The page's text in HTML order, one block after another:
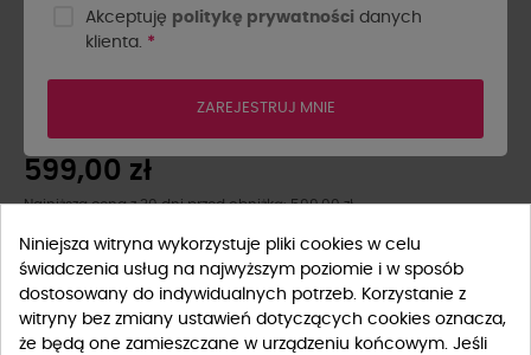
MILLA ŚMIETANKOWY
599,00 zł
Najniższa cena z 30 dni przed obniżką: 599,00 zł
Zyskaj 599 punktów z 5th Club.
Rozmiar
Akceptuję politykę prywatności danych
klienta. *
ZAREJESTRUJ MNIE
Niniejsza witryna wykorzystuje pliki cookies w celu
świadczenia usług na najwyższym poziomie i w sposób
dostosowany do indywidualnych potrzeb. Korzystanie z
witryny bez zmiany ustawień dotyczących cookies oznacza,
że będą one zamieszczane w urządzeniu końcowym. Jeśli